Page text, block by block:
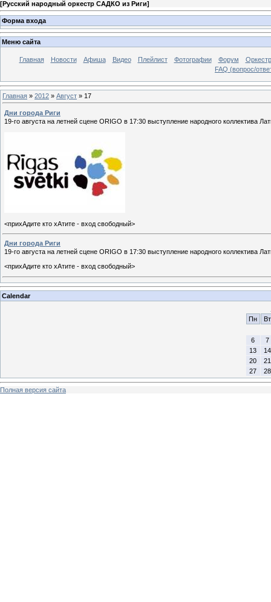
[Русский народный оркестр САДКО из Риги]
Форма входа
Меню сайта
Главная Новости Афиша Видео Плейлист Фотографии Форум
FAQ (вопрос/
Главная » 2012 » Август » 17
Дни города Риги
19-го августа на летней сцене ORIGO в 17:30 выступление народного коллектива
<прихАдите кто хАтите - вход свободный>
Дни города Риги
19-го августа на летней сцене ORIGO в 17:30 выступление народного коллектива
<прихАдите кто хАтите - вход свободный>
Calendar
Пн
Вт
6
7
13
14
20
21
27
28
Полная версия сайта